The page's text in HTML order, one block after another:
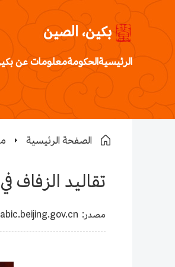
بكين، الصين
الرئيسيةالحكومةمعلومات عن
الصفحة الرئيسية
تقاليد الزفاف
:مصدر